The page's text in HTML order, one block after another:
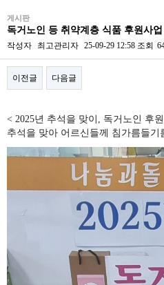
게시판
독거노인 등 취약계층 식품 후원사업
작성자 최고관리자 25-09-29 12:58 조회
이전글 다음글
< 2025년 추석을 맞이, 독거노인 후
추석을 맞아 어르신들께 침가름들